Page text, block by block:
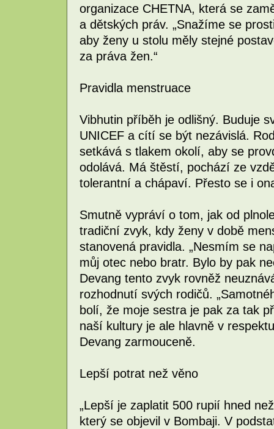
organizace CHETNA, která se
a dětských práv. „Snažíme se
aby ženy u stolu měly stejné
za práva žen.“
Pravidla menstruace
Vibhutin příběh je odlišný. Buduje
UNICEF a cítí se být nezávislá.
setkává s tlakem okolí, aby se
odolává. Má štěstí, pochází ze
tolerantní a chápaví. Přesto se i
Smutně vypráví o tom, jak od
tradiční zvyk, kdy ženy v době
stanovená pravidla. „Nesmím se
můj otec nebo bratr. Bylo by pak
Devang tento zvyk rovněž
rozhodnutí svých rodičů.
bolí, že moje sestra je pak za tak
naší kultury je ale hlavně v
Devang zarmouceně.
Lepší potrat než věno
„Lepší je zaplatit 500 rupií hned
který se objevil v Bombaji. V